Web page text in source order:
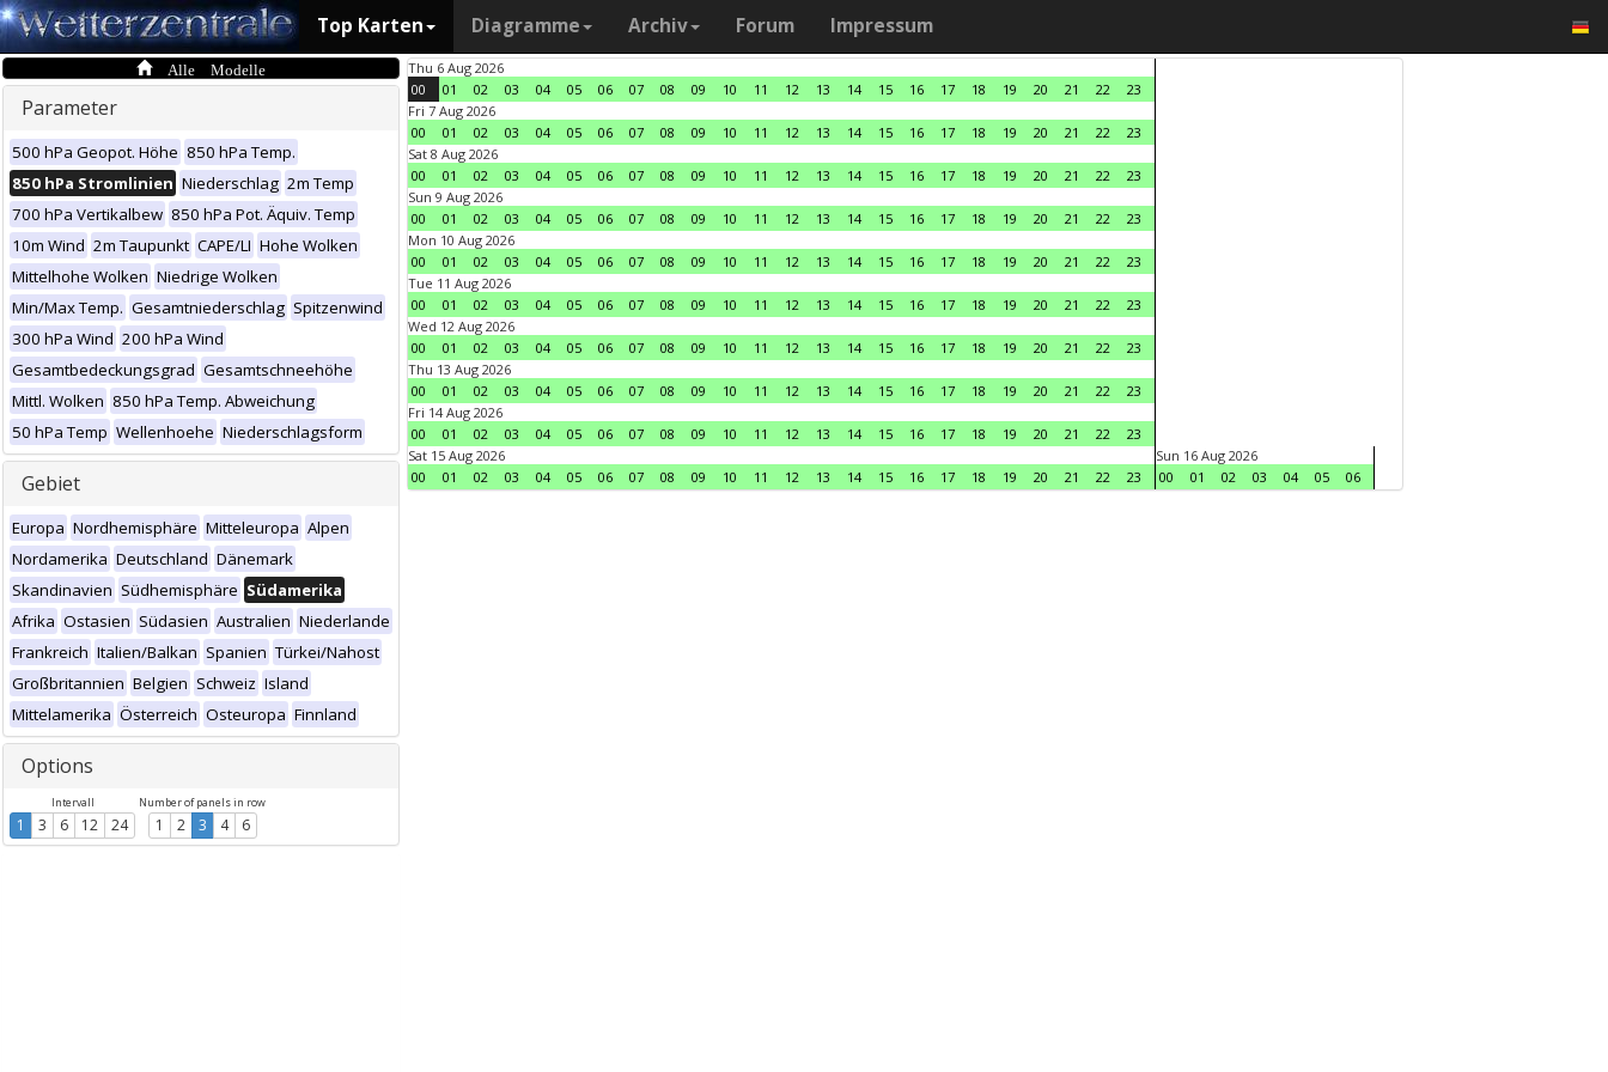
Top Karten Diagramme Archiv Forum Impressum
Alle Modelle
Parameter
500 hPa Geopot. Höhe 850 hPa Temp.
850 hPa Stromlinien Niederschlag 2m Temp
700 hPa Vertikalbew 850 hPa Pot. Äquiv. Temp
10m Wind 2m Taupunkt CAPE/LI Hohe Wolken
Mittelhohe Wolken Niedrige Wolken
Min/Max Temp. Gesamtniederschlag Spitzenwind
300 hPa Wind 200 hPa Wind
Gesamtbedeckungsgrad Gesamtschneehöhe
Mittl. Wolken 850 hPa Temp. Abweichung
50 hPa Temp Wellenhoehe Niederschlagsform
Gebiet
Europa Nordhemisphäre Mitteleuropa Alpen
Nordamerika Deutschland Dänemark
Skandinavien Südhemisphäre Südamerika
Afrika Ostasien Südasien Australien Niederlande
Frankreich Italien/Balkan Spanien Türkei/Nahost
Großbritannien Belgien Schweiz Island
Mittelamerika Österreich Osteuropa Finnland
Options
Intervall
1 3 6 12 24
Number of panels in row
1 2 3 4 6
Thu 6 Aug 2026
00
01 02 03 04 05 06 07 08 09 10 11 12 13 14 15 16 17 18 19 20 21 22
23
Fri 7 Aug 2026
00
01 02 03 04 05 06 07 08 09 10 11 12 13 14 15 16 17 18 19 20 21 22
23
Sat 8 Aug 2026
00
01 02 03 04 05 06 07 08 09 10 11 12 13 14 15 16 17 18 19 20 21 22
23
Sun 9 Aug 2026
00
01 02 03 04 05 06 07 08 09 10 11 12 13 14 15 16 17 18 19 20 21 22
23
Mon 10 Aug 2026
00
01 02 03 04 05 06 07 08 09 10 11 12 13 14 15 16 17 18 19 20 21 22
23
Tue 11 Aug 2026
00
01 02 03 04 05 06 07 08 09 10 11 12 13 14 15 16 17 18 19 20 21 22
23
Wed 12 Aug 2026
00
01 02 03 04 05 06 07 08 09 10 11 12 13 14 15 16 17 18 19 20 21 22
23
Thu 13 Aug 2026
00
01 02 03 04 05 06 07 08 09 10 11 12 13 14 15 16 17 18 19 20 21 22
23
Fri 14 Aug 2026
00
01 02 03 04 05 06 07 08 09 10 11 12 13 14 15 16 17 18 19 20 21 22
23
Sat 15 Aug 2026
00
01 02 03 04 05 06 07 08 09 10 11 12 13 14 15 16 17 18 19 20 21 22 23
Sun 16 Aug 2026
00
01 02 03 04 05 06